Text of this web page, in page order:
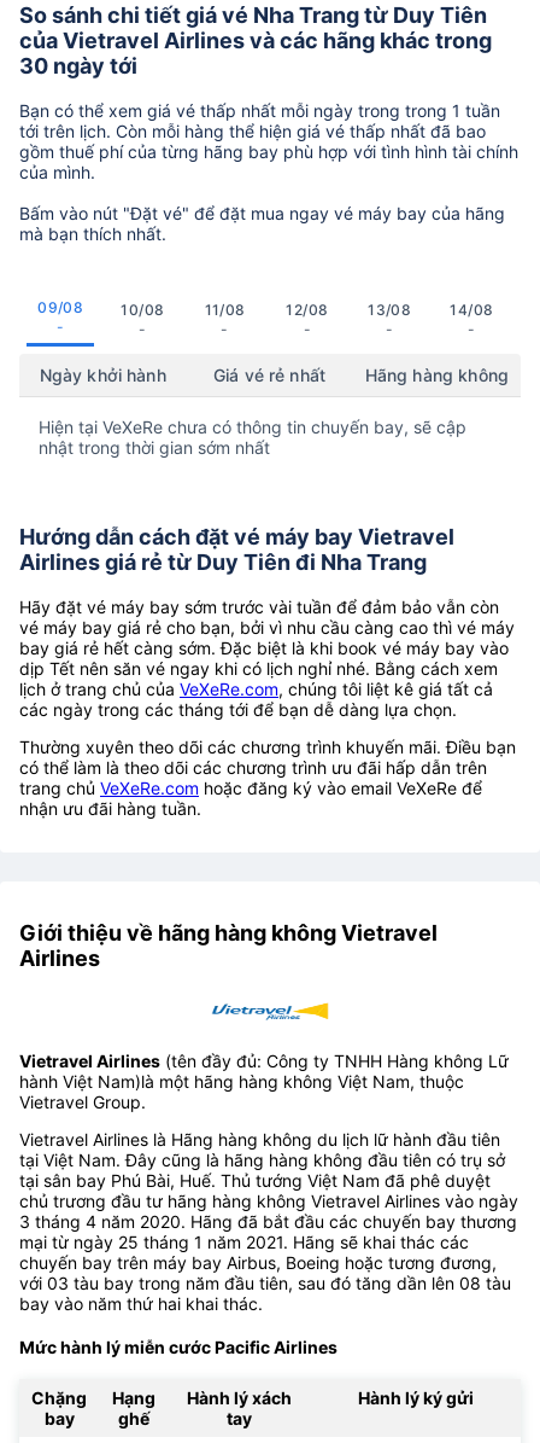
So sánh chi tiết giá vé Nha Trang từ Duy Tiên
của Vietravel Airlines và các hãng khác trong
30 ngày tới
Bạn có thể xem giá vé thấp nhất mỗi ngày trong trong 1 tuần
tới trên lịch. Còn mỗi hàng thể hiện giá vé thấp nhất đã bao
gồm thuế phí của từng hãng bay phù hợp với tình hình tài chính
của mình.
Bấm vào nút "Đặt vé" để đặt mua ngay vé máy bay của hãng
mà bạn thích nhất.
09/08
-
10/08
-
11/08
-
12/08
-
13/08
-
14/08
-
Ngày khởi hành Giá vé rẻ nhất Hãng hàng không
Hiện tại VeXeRe chưa có thông tin chuyến bay, sẽ cập
nhật trong thời gian sớm nhất
Hướng dẫn cách đặt vé máy bay Vietravel
Airlines giá rẻ từ Duy Tiên đi Nha Trang
Hãy đặt vé máy bay sớm trước vài tuần để đảm bảo vẫn còn
vé máy bay giá rẻ cho bạn, bởi vì nhu cầu càng cao thì vé máy
bay giá rẻ hết càng sớm. Đặc biệt là khi book vé máy bay vào
dịp Tết nên săn vé ngay khi có lịch nghỉ nhé. Bằng cách xem
lịch ở trang chủ của VeXeRe.com, chúng tôi liệt kê giá tất cả
các ngày trong các tháng tới để bạn dễ dàng lựa chọn.
Thường xuyên theo dõi các chương trình khuyến mãi. Điều bạn
có thể làm là theo dõi các chương trình ưu đãi hấp dẫn trên
trang chủ VeXeRe.com hoặc đăng ký vào email VeXeRe để
nhận ưu đãi hàng tuần.
Giới thiệu về hãng hàng không Vietravel
Airlines
Vietravel Airlines (tên đầy đủ: Công ty TNHH Hàng không Lữ
hành Việt Nam)là một hãng hàng không Việt Nam, thuộc
Vietravel Group.
Vietravel Airlines là Hãng hàng không du lịch lữ hành đầu tiên
tại Việt Nam. Đây cũng là hãng hàng không đầu tiên có trụ sở
tại sân bay Phú Bài, Huế. Thủ tướng Việt Nam đã phê duyệt
chủ trương đầu tư hãng hàng không Vietravel Airlines vào ngày
3 tháng 4 năm 2020. Hãng đã bắt đầu các chuyến bay thương
mại từ ngày 25 tháng 1 năm 2021. Hãng sẽ khai thác các
chuyến bay trên máy bay Airbus, Boeing hoặc tương đương,
với 03 tàu bay trong năm đầu tiên, sau đó tăng dần lên 08 tàu
bay vào năm thứ hai khai thác.
Mức hành lý miễn cước Pacific Airlines
Chặng
bay
Hạng
ghế
Hành lý xách
tay
Hành lý ký gửi